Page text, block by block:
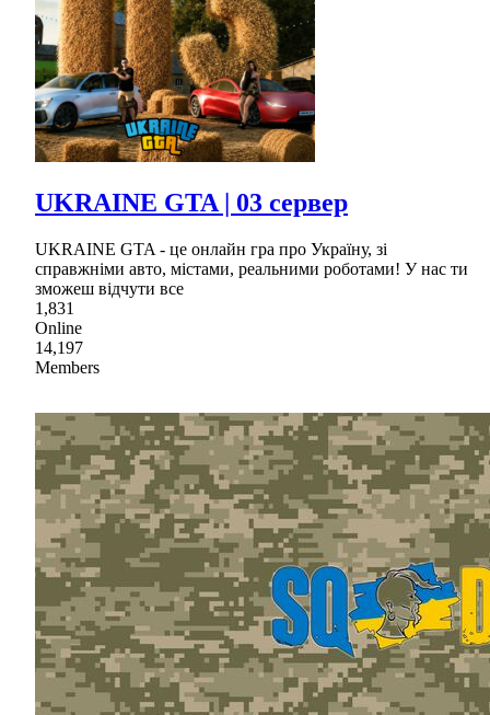
UKRAINE GTA | 03 сервер
UKRAINE GTA - це онлайн гра про Україну, зі
справжніми авто, містами, реальними роботами! У нас ти
зможеш відчути все
1,831
Online
14,197
Members